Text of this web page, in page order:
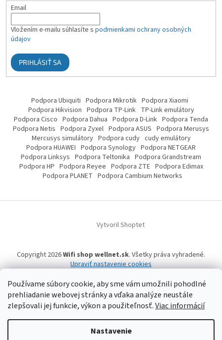
Používame súbory cookie, aby sme vám umožnili pohodlné
prehliadanie webovej stránky a vďaka analýze neustále
zlepšovali jej funkcie, výkon a použiteľnosť.Viac informácií
Nastavenie
Email
Vložením e-mailu súhlasíte s podmienkami ochrany osobných
údajov
PRIHLÁSIŤ SA
Podpora Ubiquiti Podpora Mikrotik Podpora Xiaomi
Podpora Hikvision Podpora TP-Link TP-Link emulátory
Podpora Cisco Podpora Dahua Podpora D-Link Podpora Tenda
Podpora Netis Podpora Zyxel Podpora ASUS Podpora Merusys
Mercusys simulátory Podpora cudy cudy emulátory
Podpora HUAWEI Podpora Synology Podpora NETGEAR
Podpora Linksys Podpora Teltonika Podpora Grandstream
Podpora HP Podpora Reyee Podpora ZTE Podpora Edimax
Podpora PLANET Podpora Cambium Networks
Vytvoril Shoptet
Copyright 2026Wifi shop wellnet.sk. Všetky práva vyhradené.
Upraviť nastavenie cookies
Wifi shop wellnet.sk prevádzkuje spoločnosť WELLNET, s.r.o.,IČO: 36484610,
OR OS: Prešov odd. Sro 14019/P, IČ DPH: SK2020015206 | Tel:+421 905 269 141
| WhatsApp, Signal, Telegram: +421 905 269 141 | Informácie o produktoch a
a ich dostupnosti, tu uvádzané, pochádzajú od tretích strán, mohli
vzniknúť automatizovaným strojovým prekladom a neprešli jazykovou
úpravou. Spoločnosť WELLNET, s.r.o. preto nemôže niesť zodpovednosť za ich